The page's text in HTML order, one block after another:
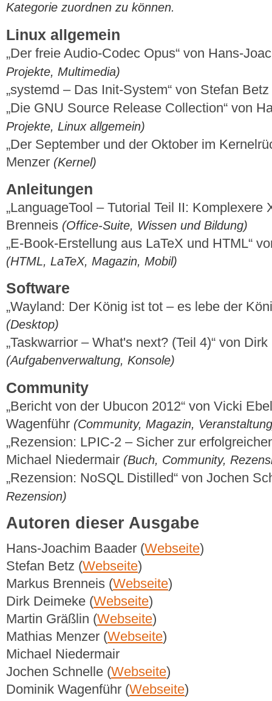
Kategorie zuordnen zu können.
Linux allgemein
„Der freie Audio-Codec Opus“ von Hans-
Projekte, Multimedia)
„systemd – Das Init-System“ von Stefan Betz
„Die GNU Source Release Collection“ von
Projekte, Linux allgemein)
„Der September und der Oktober im
Menzer (Kernel)
Anleitungen
„LanguageTool – Tutorial Teil II: Komplexere
Brenneis (Office-Suite, Wissen und Bildung)
„E-Book-Erstellung aus LaTeX und HTML“
(HTML, LaTeX, Magazin, Mobil)
Software
„Wayland: Der König ist tot – es lebe der
(Desktop)
„Taskwarrior – What's next? (Teil 4)“ von
(Aufgabenverwaltung, Konsole)
Community
„Bericht von der Ubucon 2012“ von Vicki
Wagenführ (Community, Magazin,
„Rezension: LPIC-2 – Sicher zur
Michael Niedermair (Buch, Community,
„Rezension: NoSQL Distilled“ von Jochen
Rezension)
Autoren dieser Ausgabe
Hans-Joachim Baader (Webseite)
Stefan Betz (Webseite)
Markus Brenneis (Webseite)
Dirk Deimeke (Webseite)
Martin Gräßlin (Webseite)
Mathias Menzer (Webseite)
Michael Niedermair
Jochen Schnelle (Webseite)
Dominik Wagenführ (Webseite)